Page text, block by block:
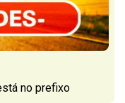
no prefixo